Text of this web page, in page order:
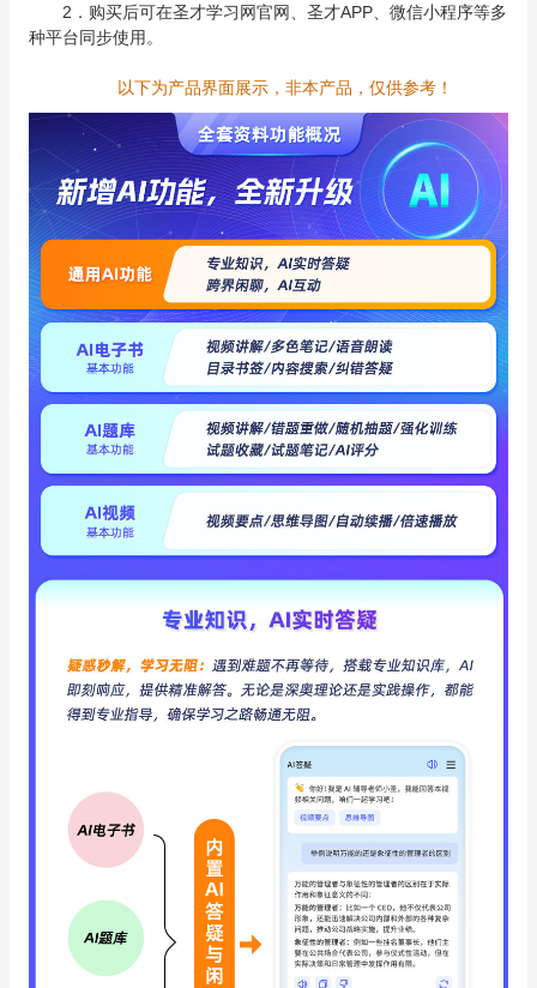
2．购买后可在圣才学习网官网、圣才APP、微信小程序等多
种平台同步使用。
以下为产品界面展示，非本产品，仅供参考！